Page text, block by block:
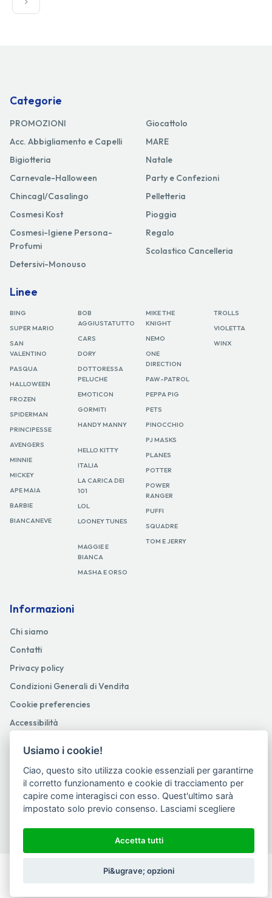
Categorie
PROMOZIONI
Acc. Abbigliamento e Capelli
Bigiotteria
Carnevale-Halloween
Chincagl/Casalingo
Cosmesi Kost
Cosmesi-Igiene Persona-
Profumi
Detersivi-Monouso
Giocattolo
MARE
Natale
Party e Confezioni
Pelletteria
Pioggia
Regalo
Scolastico Cancelleria
Linee
BING
SUPER MARIO
SAN
VALENTINO
PASQUA
HALLOWEEN
FROZEN
SPIDERMAN
PRINCIPESSE
AVENGERS
MINNIE
MICKEY
APE MAIA
BARBIE
BIANCANEVE
BOB
AGGIUSTATUTTO
CARS
DORY
DOTTORESSA
PELUCHE
EMOTICON
GORMITI
HANDY MANNY
HELLO KITTY
ITALIA
LA CARICA DEI
101
LOL
LOONEY TUNES
MAGGIE E
BIANCA
MASHA E ORSO
MIKE THE
KNIGHT
NEMO
ONE
DIRECTION
PAW-PATROL
PEPPA PIG
PETS
PINOCCHIO
PJ MASKS
PLANES
POTTER
POWER
RANGER
PUFFI
SQUADRE
TOM E JERRY
TROLLS
VIOLETTA
WINX
Informazioni
Chi siamo
Contatti
Privacy policy
Condizioni Generali di Vendita
Cookie preferencies
Accessibilità
Netboom.
Seguici su
Usiamo i cookie!
Ciao, questo sito utilizza cookie essenziali per garantirne
il corretto funzionamento e cookie di tracciamento per
capire come interagisci con esso. Quest'ultimo sarà
impostato solo previo consenso. Lasciami scegliere
Accetta tutti
Pi&ugrave; opzioni